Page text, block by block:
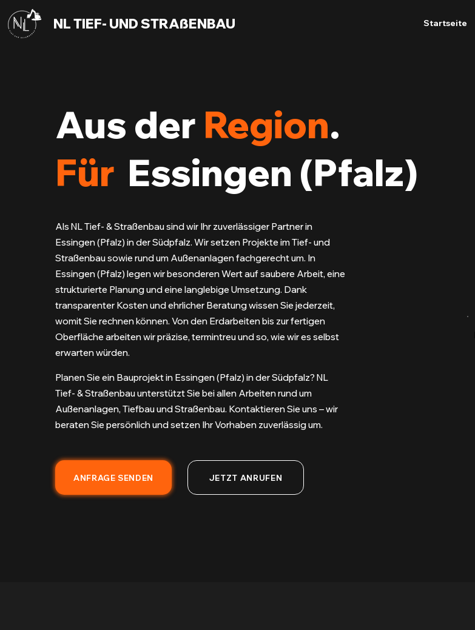
NL TIEF- UND STRAßENBAU Startseite
Aus der Region.
Für Essingen (Pfalz)
Als NL Tief- & Straßenbau sind wir Ihr zuverlässiger Partner in
Essingen (Pfalz) in der Südpfalz. Wir setzen Projekte im Tief- und
Straßenbau sowie rund um Außenanlagen fachgerecht um. In
Essingen (Pfalz) legen wir besonderen Wert auf saubere Arbeit, eine
strukturierte Planung und eine langlebige Umsetzung. Dank
transparenter Kosten und ehrlicher Beratung wissen Sie jederzeit,
womit Sie rechnen können. Von den Erdarbeiten bis zur fertigen
Oberfläche arbeiten wir präzise, termintreu und so, wie wir es selbst
erwarten würden.
Planen Sie ein Bauprojekt in Essingen (Pfalz) in der Südpfalz? NL
Tief- & Straßenbau unterstützt Sie bei allen Arbeiten rund um
Außenanlagen, Tiefbau und Straßenbau. Kontaktieren Sie uns – wir
beraten Sie persönlich und setzen Ihr Vorhaben zuverlässig um.
ANFRAGE SENDEN JETZT ANRUFEN